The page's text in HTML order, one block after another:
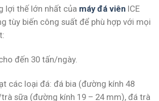
lợi thế lớn nhất của máy đá viên ICE
tùy biến công suất để phù hợp với mọi
đến 30 tấn/ngày.
các loại đá: đá bia (đường kính 48
sữa (đường kính 19 – 24 mm), đá trà